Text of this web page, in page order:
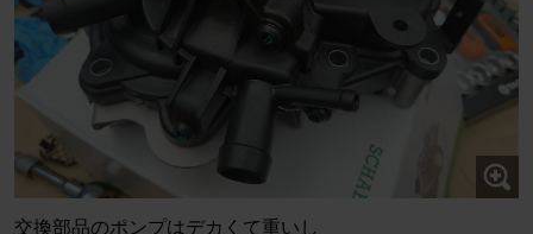
交換部品のポンプはデカくて重いし